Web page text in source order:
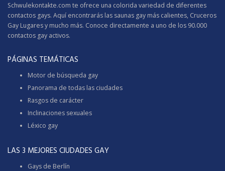
Schwulekontakte.com te ofrece una colorida variedad de diferentes
contactos gays. Aquí encontrarás las saunas gay más calientes, Cruceros
Gay Lugares y mucho más. Conoce directamente a uno de los 90.000
contactos gay activos.
PÁGINAS TEMÁTICAS
Motor de búsqueda gay
Panorama de todas las ciudades
Rasgos de carácter
Inclinaciones sexuales
Léxico gay
LAS 3 MEJORES CIUDADES GAY
Gays de Berlín